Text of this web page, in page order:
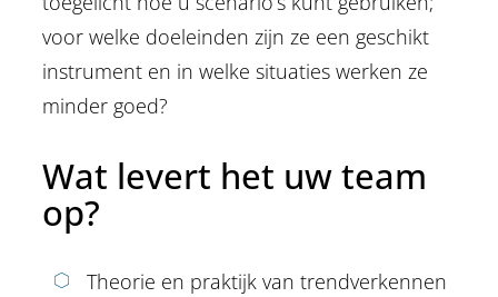
voor welke doeleinden zijn ze een geschikt
instrument en in welke situaties werken ze
minder goed?
Wat levert het uw team
op?
Theorie en praktijk van trendverkennen